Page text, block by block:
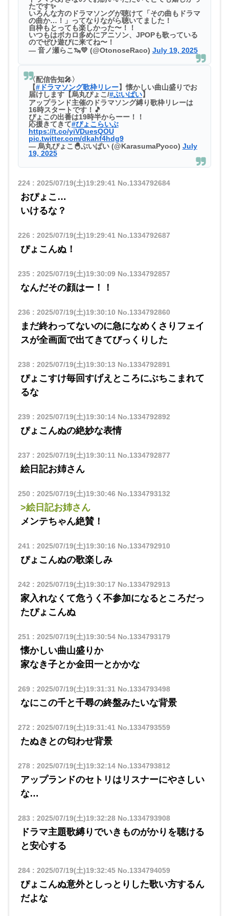
たです✨️
いろんな方のドラマソングが聴けて「その曲もドラマ
の曲か…！」ってなりながら聴いてました！
自枠もとっても楽しかった〜！！
いつもはボカロ多めにアニソン、JPOPも歌っている
のでぜひ遊びに来てね〜！
— 音ノ瀬らこ🦦💛 (@OtonoseRaco) July 19, 2025
〈配信告知🎤〉
【#ドラマソング歌枠リレー】懐かしい曲山盛りでお
届けします【烏丸ぴょこ/#ぶいぱい】
アップランド主催のドラマソング縛り歌枠リレーは
16時スタートです！🎵
ぴょこの出番は19時半からーー！！
応援きてきて#ぴょこらいぶ
https://t.co/yiVDuesQOU
pic.twitter.com/dkahf4hdg9
— 烏丸ぴょこ🐣ぶいぱい (@KarasumaPyoco) July
19, 2025
224: 2025/07/19(土)19:29:41 No.1334792684
おぴょこ…
いけるな？
226 : 2025/07/19(土)19:29:41 No.1334792687
ぴょこんぬ！
235: 2025/07/19(土)19:30:09No.1334792857
なんだその顔はー！！
236 : 2025/07/19(土)19:30:10 No.1334792860
まだ終わってないのに急になめくさりフェイ
スが全画面で出てきてびっくりした
238: 2025/07/19(土)19:30:13 No.1334792891
ぴょこすけ毎回すげえところにぶちこまれて
るな
239: 2025/07/19(土)19:30:14No.1334792892
ぴょこんぬの絶妙な表情
237 : 2025/07/19(土)19:30:11 No.1334792877
絵日記お姉さん
250 : 2025/07/19(土)19:30:46 No.1334793132
>絵日記お姉さん
メンテちゃん絶賛！
241 : 2025/07/19(土)19:30:16 No.1334792910
ぴょこんぬの歌楽しみ
242 : 2025/07/19(土)19:30:17 No.1334792913
家入れなくて危うく不参加になるところだっ
たぴょこんぬ
251 : 2025/07/19(土)19:30:54No.1334793179
懐かしい曲山盛りか
家なき子とか金田一とかかな
269: 2025/07/19(土)19:31:31 No.1334793498
なにこの千と千尋の終盤みたいな背景
272 : 2025/07/19(土)19:31:41 No.1334793559
たぬきとの匂わせ背景
278: 2025/07/19(土)19:32:14No.1334793812
アップランドのセトリはリスナーにやさしい
な…
283 : 2025/07/19(土)19:32:28No.1334793908
ドラマ主題歌縛りでいきものがかりを聴ける
と安心する
284: 2025/07/19(土)19:32:45No.1334794059
ぴょこんぬ意外としっとりした歌い方するん
だよな